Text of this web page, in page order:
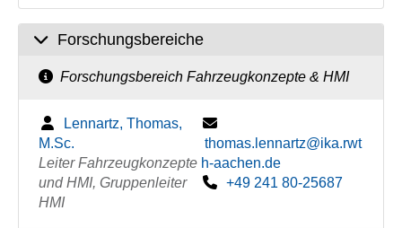
Forschungsbereiche
Forschungsbereich Fahrzeugkonzepte & HMI
Lennartz, Thomas,
M.Sc.
Leiter Fahrzeugkonzepte
und HMI, Gruppenleiter
HMI
thomas.lennartz@ika.rwt
h-aachen.de
+49 241 80-25687